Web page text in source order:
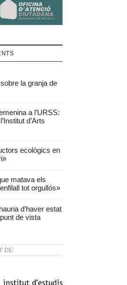
la granja de
a l’URSS:
d’Arts
ecològics en
matava els
tot orgullós»
d’haver estat
de vista
DE: